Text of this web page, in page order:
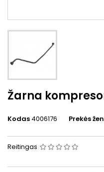
Žarna
Kodas 4006176 Prekės
Reitingas